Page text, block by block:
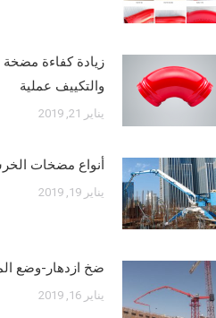
زيادة كفاءة
والتكييف عملية
يناير 21, 2019
أنواع مضخات
يناير 19, 2019
ضخ ازدهار-وضع
يناير 16, 2019